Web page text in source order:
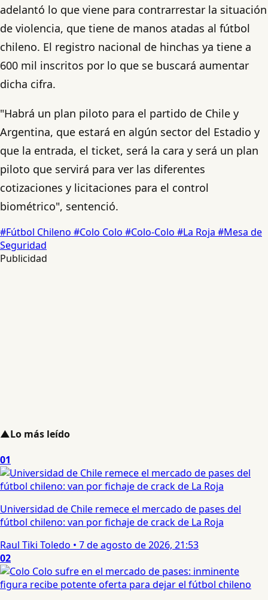
adelantó lo que viene para contrarrestar la situación
de violencia, que tiene de manos atadas al fútbol
chileno. El registro nacional de hinchas ya tiene a
600 mil inscritos por lo que se buscará aumentar
dicha cifra.
"Habrá un plan piloto para el partido de Chile y
Argentina, que estará en algún sector del Estadio y
que la entrada, el ticket, será la cara y será un plan
piloto que servirá para ver las diferentes
cotizaciones y licitaciones para el control
biométrico", sentenció.
#Fútbol Chileno #Colo Colo #Colo-Colo #La Roja #Mesa de
Seguridad
Publicidad
▲Lo más leído
01
Universidad de Chile remece el mercado de pases del
fútbol chileno: van por fichaje de crack de La Roja
Raul Tiki Toledo • 7 de agosto de 2026, 21:53
02